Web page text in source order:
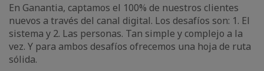
En Ganantia, captamos el 100% de nuestros clientes
nuevos a través del canal digital. Los desafíos son: 1. El
sistema y 2. Las personas. Tan simple y complejo a la
vez. Y para ambos desafíos ofrecemos una hoja de ruta
sólida.